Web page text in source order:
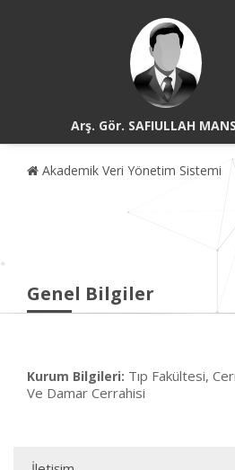
Arş. Gör. SAFIULLAH
Akademik Veri Yönetim Sistemi
Genel Bilgiler
Kurum Bilgileri: Tıp Fakültesi,
Ve Damar Cerrahisi